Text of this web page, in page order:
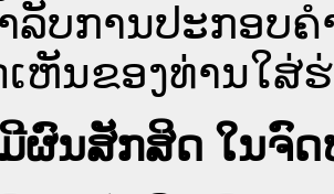
ລັບການປະກອບ
ຫັນຂອງທ່ານໃສ່
ຜົນສັກສິດ ໃນຈົ